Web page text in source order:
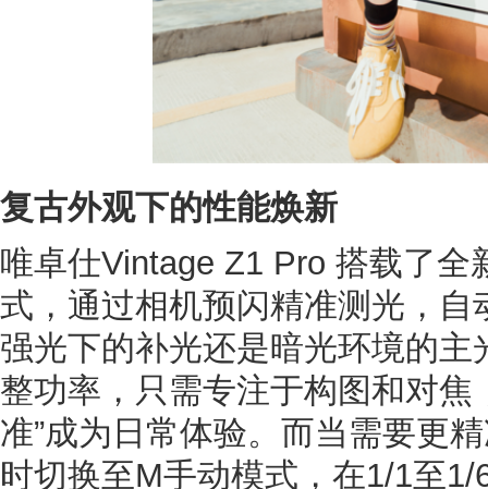
复古外观下的性能焕新
唯卓仕Vintage Z1 Pro 搭载了全
式，通过相机预闪精准测光，
强光下的补光还是暗光环境的
整功率，只需专注于构图和对焦
准”成为日常体验。而当需要更
时切换至M手动模式，在1/1至